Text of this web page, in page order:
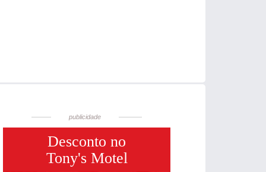
Desconto no
Tony's Motel